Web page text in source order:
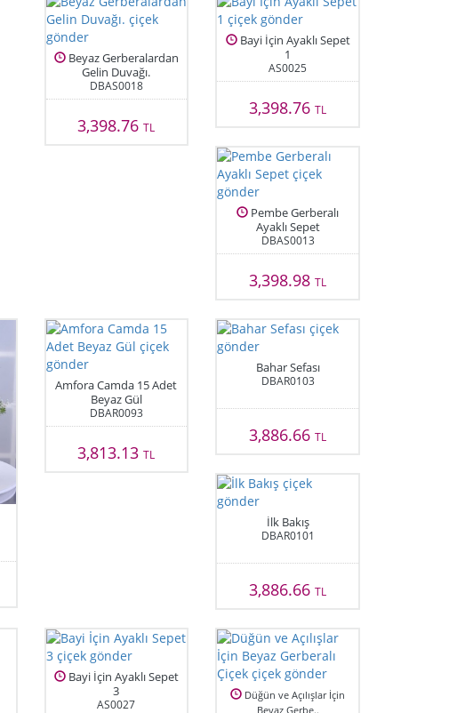
Beyaz Gerberalardan
Gelin Duvağı.
DBAS0018
3,398.76TL
Bayi İçin Ayaklı Sepet
1
AS0025
3,398.76TL
Pembe Gerberalı
Ayaklı Sepet
DBAS0013
3,398.98TL
Amfora Camda 15 Adet
Beyaz Gül
DBAR0093
3,813.13TL
Bahar Sefası
DBAR0103
3,886.66TL
İlk Bakış
DBAR0101
3,886.66TL
Bayi İçin Ayaklı Sepet
3
AS0027
Düğün ve Açılışlar İçin
Beyaz Gerbe..